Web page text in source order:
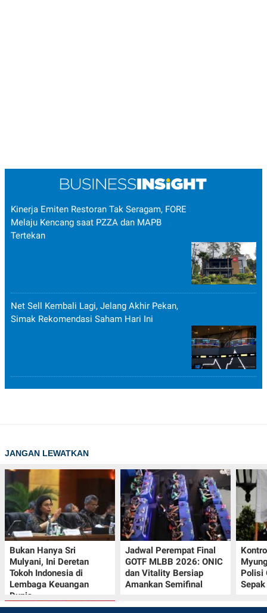
Kinerja Emiten Restoran Tak Seragam, FORE
Melaju Kencang saat PZZA dan MAPB
Tertekan
Net Sell Kembali Lagi, Jelang Akhir Pekan,
Simak Rekomendasi Saham Hari Ini
JANGAN LEWATKAN
Bukan Hanya Sri
Mulyani, Ini Deretan
Tokoh Indonesia di
Lembaga Keuangan
Dunia
Jadwal Perempat Final
GOTF MLBB 2026: ONIC
dan Vitality Bersiap
Amankan Semifinal
Polisi